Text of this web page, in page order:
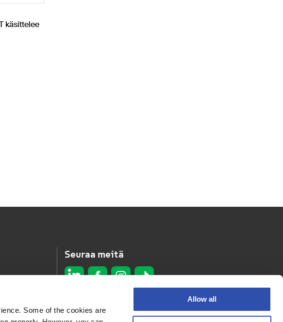
Some of the cookies are
Allow all
Seuraa meitä